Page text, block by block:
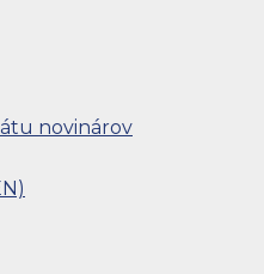
novinárov